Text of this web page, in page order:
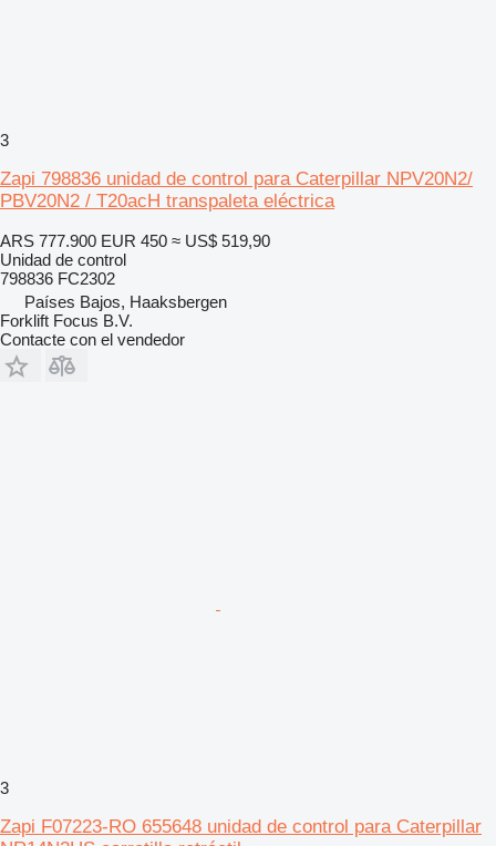
3
Zapi 798836 unidad de control para Caterpillar NPV20N2/
PBV20N2 / T20acH transpaleta eléctrica
ARS 777.900 EUR 450 ≈ US$ 519,90
Unidad de control
798836 FC2302
Países Bajos, Haaksbergen
Forklift Focus B.V.
Contacte con el vendedor
3
Zapi F07223-RO 655648 unidad de control para Caterpillar